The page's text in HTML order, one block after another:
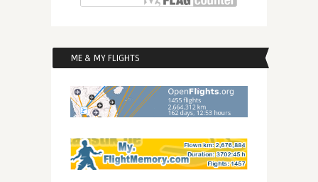
ME & MY FLIGHTS